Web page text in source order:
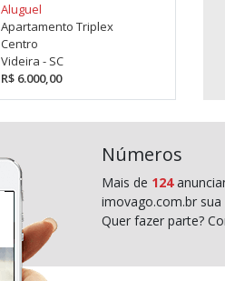
Aluguel
Apartamento Triplex
Centro
Videira - SC
R$ 6.000,00
Números
Mais de 124
imovago.com.br
Quer fazer parte?